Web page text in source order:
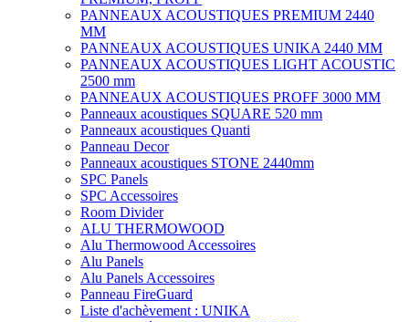
PANNEAUX ACOUSTIQUES PREMIUM 2440
MM
PANNEAUX ACOUSTIQUES UNIKA 2440 MM
PANNEAUX ACOUSTIQUES LIGHT ACOUSTIC
2500 mm
PANNEAUX ACOUSTIQUES PROFF 3000 MM
Panneaux acoustiques SQUARE 520 mm
Panneaux acoustiques Quanti
Panneau Decor
Panneaux acoustiques STONE 2440mm
SPC Panels
SPC Accessoires
Room Divider
ALU THERMOWOOD
Alu Thermowood Accessoires
Alu Panels
Alu Panels Accessoires
Panneau FireGuard
Liste d'achèvement : UNIKA